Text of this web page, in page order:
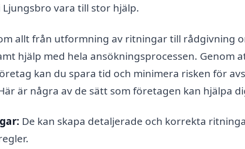
vara till stor hjälp.
allt från utformning av ritningar till rådgivning
hjälp med hela ansökningsprocessen. Genom
kan du spara tid och minimera risken för
är några av de sätt som företagen kan hjälpa
De kan skapa detaljerade och korrekta